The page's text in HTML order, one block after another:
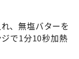
、無塩バターを
で1分10秒加熱